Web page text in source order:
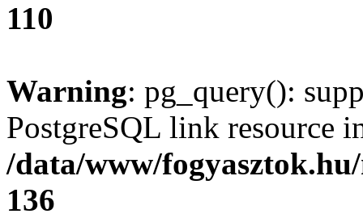
110
Warning: pg_query():
PostgreSQL link resource
/data/www/
136